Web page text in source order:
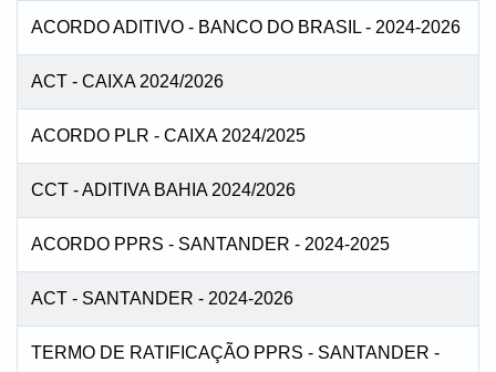
ACORDO ADITIVO - BANCO DO BRASIL - 2024-2026
ACT - CAIXA 2024/2026
ACORDO PLR - CAIXA 2024/2025
CCT - ADITIVA BAHIA 2024/2026
ACORDO PPRS - SANTANDER - 2024-2025
ACT - SANTANDER - 2024-2026
TERMO DE RATIFICAÇÃO PPRS - SANTANDER -